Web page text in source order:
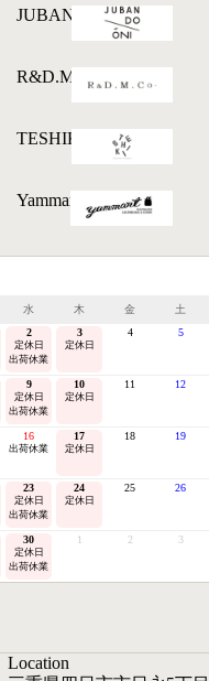
JUBAN DO ONI
R&D.M.Co-
TESHIKI
Yammart
水 木 金 土
2
定休日
出荷休業
3
定休日
4 5
9
定休日
出荷休業
10
定休日
11 12
16
出荷休業
17
定休日
18 19
23
定休日
出荷休業
24
定休日
25 26
30
定休日
出荷休業
1 2 3
Location